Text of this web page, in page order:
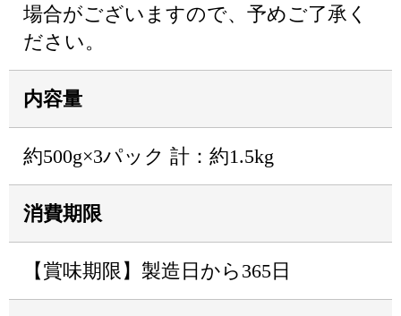
場合がございますので、予めご了承く
ださい。
内容量
約500g×3パック 計：約1.5kg
消費期限
【賞味期限】製造日から365日